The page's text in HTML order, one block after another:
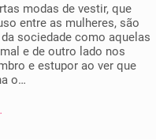
modas de vestir, que
entre as mulheres, são
sociedade como aquelas
e de outro lado nos
e estupor ao ver que
o…